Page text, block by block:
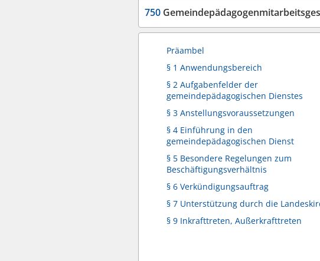
750
Präambel
§ 1 Anwendungsbereich
§ 2 Aufgabenfelder der
gemeindepädagogischen Dienstes
§ 3 Anstellungsvoraussetzungen
§ 4 Einführung in den
gemeindepädagogischen Dienst
§ 5 Besondere Regelungen zum
Beschäftigungsverhältnis
§ 6 Verkündigungsauftrag
§ 7 Unterstützung durch die
§ 9 Inkrafttreten, Außerkrafttreten